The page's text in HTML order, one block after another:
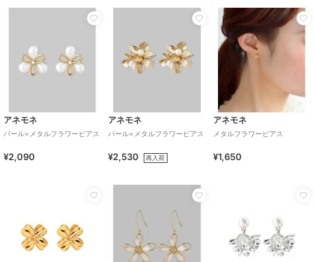
アネモネ
パール×メタルフラワーピアス
¥2,090
アネモネ
パール×メタルフラワーピアス
¥2,530 再入荷
アネモネ
メタルフラワーピアス
¥1,650